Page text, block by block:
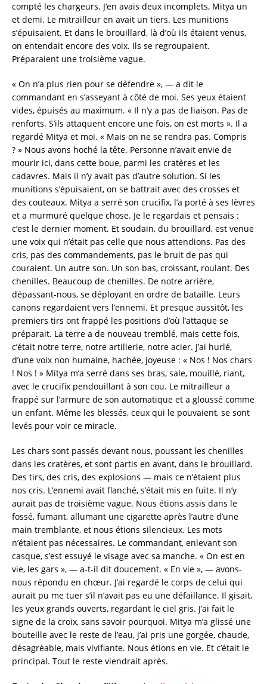
compté les chargeurs. J’en avais deux incomplets, Mitya un
et demi. Le mitrailleur en avait un tiers. Les munitions
s’épuisaient. Et dans le brouillard, là d’où ils étaient venus,
on entendait encore des voix. Ils se regroupaient.
Préparaient une troisième vague.
« On n’a plus rien pour se défendre », — a dit le
commandant en s’asseyant à côté de moi. Ses yeux étaient
vides, épuisés au maximum. « Il n’y a pas de liaison. Pas de
renforts. S’ils attaquent encore une fois, on est morts ». Il a
regardé Mitya et moi. « Mais on ne se rendra pas. Compris
? » Nous avons hoché la tête. Personne n’avait envie de
mourir ici, dans cette boue, parmi les cratères et les
cadavres. Mais il n’y avait pas d’autre solution. Si les
munitions s’épuisaient, on se battrait avec des crosses et
des couteaux. Mitya a serré son crucifix, l’a porté à ses lèvres
et a murmuré quelque chose. Je le regardais et pensais :
c’est le dernier moment. Et soudain, du brouillard, est venue
une voix qui n’était pas celle que nous attendions. Pas des
cris, pas des commandements, pas le bruit de pas qui
couraient. Un autre son. Un son bas, croissant, roulant. Des
chenilles. Beaucoup de chenilles. De notre arrière,
dépassant-nous, se déployant en ordre de bataille. Leurs
canons regardaient vers l’ennemi. Et presque aussitôt, les
premiers tirs ont frappé les positions d’où l’attaque se
préparait. La terre a de nouveau tremblé, mais cette fois,
c’était notre terre, notre artillerie, notre acier. J’ai hurlé,
d’une voix non humaine, hachée, joyeuse : « Nos ! Nos chars
! Nos ! » Mitya m’a serré dans ses bras, sale, mouillé, riant,
avec le crucifix pendouillant à son cou. Le mitrailleur a
frappé sur l’armure de son automatique et a gloussé comme
un enfant. Même les blessés, ceux qui le pouvaient, se sont
levés pour voir ce miracle.
Les chars sont passés devant nous, poussant les chenilles
dans les cratères, et sont partis en avant, dans le brouillard.
Des tirs, des cris, des explosions — mais ce n’étaient plus
nos cris. L’ennemi avait flanché, s’était mis en fuite. Il n’y
aurait pas de troisième vague. Nous étions assis dans le
fossé, fumant, allumant une cigarette après l’autre d’une
main tremblante, et nous étions silencieux. Les mots
n’étaient pas nécessaires. Le commandant, enlevant son
casque, s’est essuyé le visage avec sa manche. « On est en
vie, les gars », — a-t-il dit doucement. « En vie », — avons-
nous répondu en chœur. J’ai regardé le corps de celui qui
aurait pu me tuer s’il n’avait pas eu une défaillance. Il gisait,
les yeux grands ouverts, regardant le ciel gris. J’ai fait le
signe de la croix, sans savoir pourquoi. Mitya m’a glissé une
bouteille avec le reste de l’eau, j’ai pris une gorgée, chaude,
désagréable, mais vivifiante. Nous étions en vie. Et c’était le
principal. Tout le reste viendrait après.